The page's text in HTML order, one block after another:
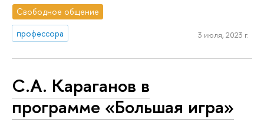
Свободное общение
профессора
3 июля, 2023 г.
С.А. Караганов в
программе «Большая игра»